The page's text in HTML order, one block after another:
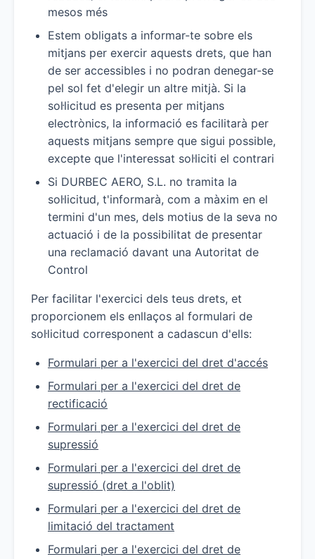
mesos més
Estem obligats a informar-te sobre els
mitjans per exercir aquests drets, que han
de ser accessibles i no podran denegar-se
pel sol fet d'elegir un altre mitjà. Si la
sol·licitud es presenta per mitjans
electrònics, la informació es facilitarà per
aquests mitjans sempre que sigui possible,
excepte que l'interessat sol·liciti el contrari
Si DURBEC AERO, S.L. no tramita la
sol·licitud, t'informarà, com a màxim en el
termini d'un mes, dels motius de la seva no
actuació i de la possibilitat de presentar
una reclamació davant una Autoritat de
Control
Per facilitar l'exercici dels teus drets, et
proporcionem els enllaços al formulari de
sol·licitud corresponent a cadascun d'ells:
Formulari per a l'exercici del dret d'accés
Formulari per a l'exercici del dret de
rectificació
Formulari per a l'exercici del dret de
supressió
Formulari per a l'exercici del dret de
supressió (dret a l'oblit)
Formulari per a l'exercici del dret de
limitació del tractament
Formulari per a l'exercici del dret de